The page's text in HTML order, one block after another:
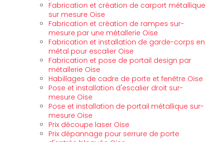
Fabrication et création de carport métallique
sur mesure Oise
Fabrication et création de rampes sur-
mesure par une métallerie Oise
Fabrication et installation de garde-corps en
métal pour escalier Oise
Fabrication et pose de portail design par
métallerie Oise
Habillages de cadre de porte et fenêtre Oise
Pose et installation d'escalier droit sur-
mesure Oise
Pose et installation de portail métallique sur-
mesure Oise
Prix découpe laser Oise
Prix dépannage pour serrure de porte